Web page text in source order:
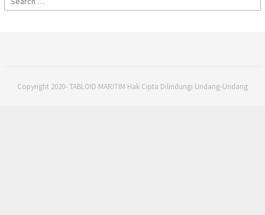
for:
Copyright 2020- TABLOID MARITIM Hak Cipta Dilindungi Undang-Undang